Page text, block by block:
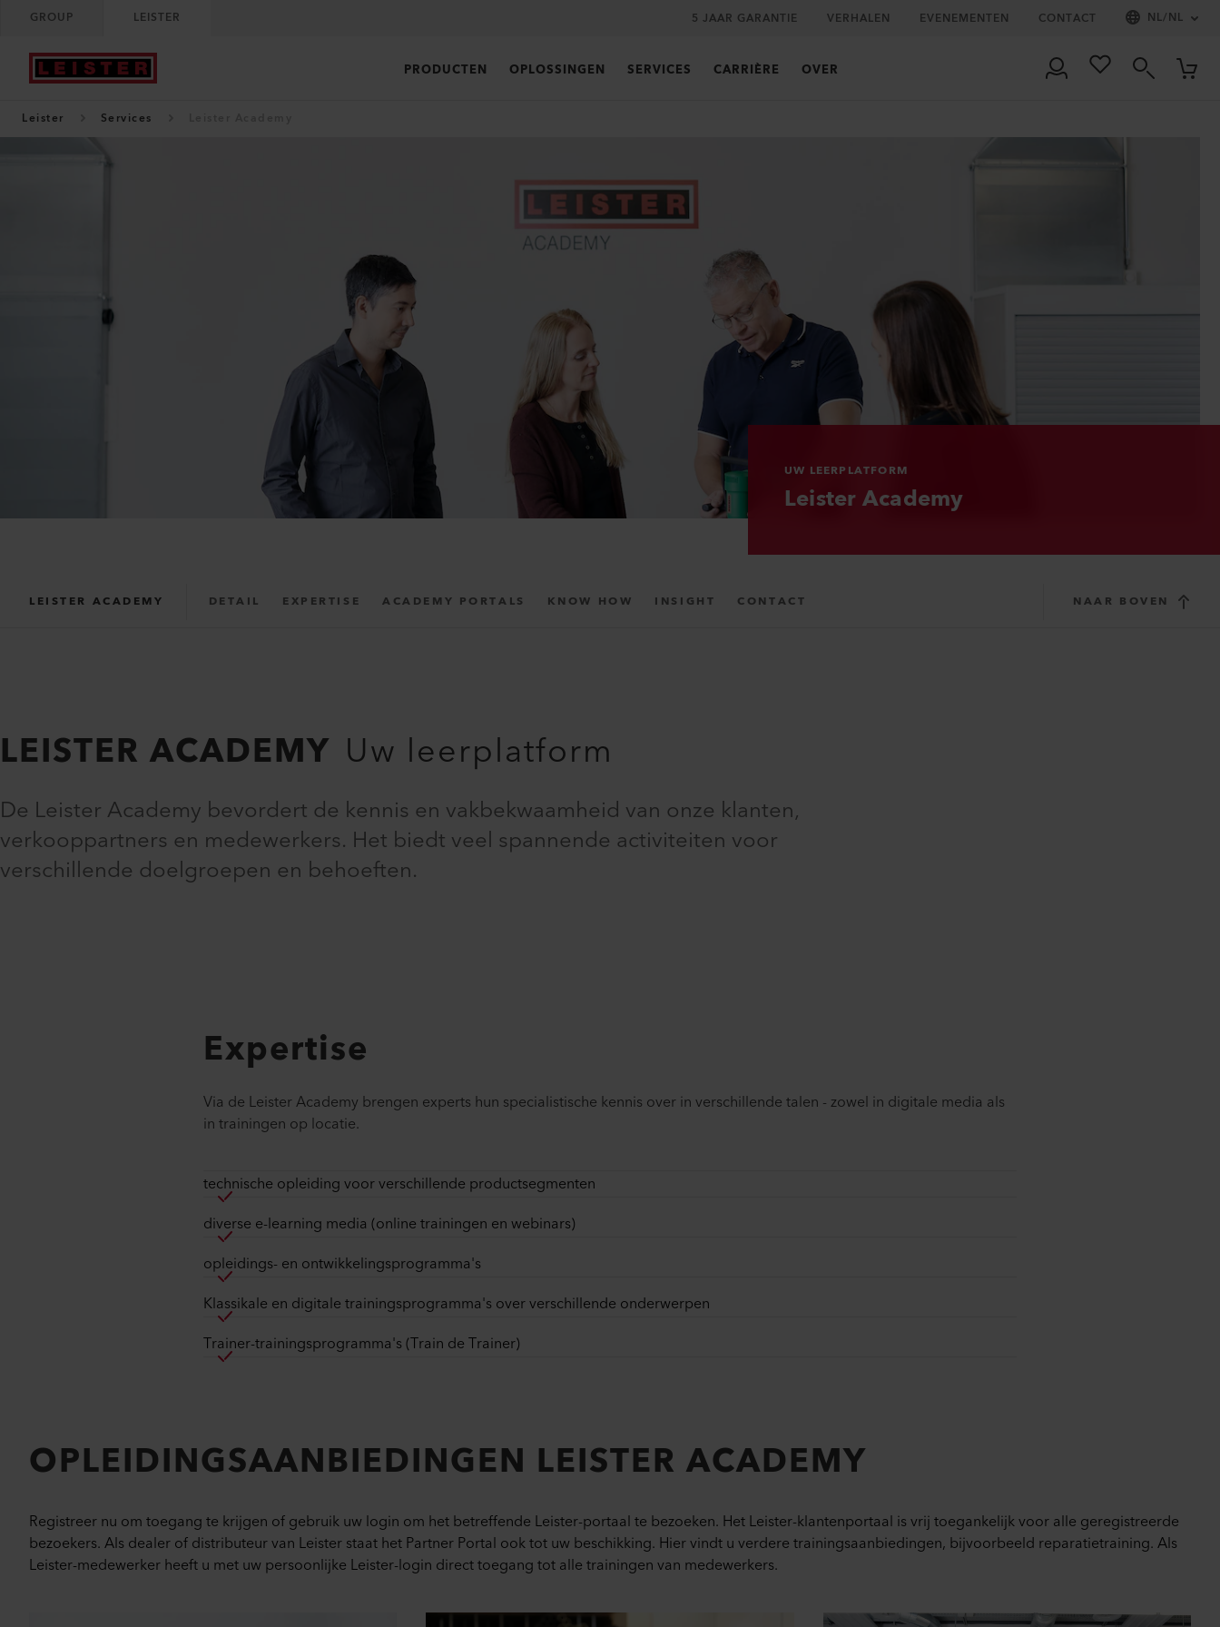
GROUP LEISTER 5 JAAR GARANTIE VERHALEN EVENEMENTEN CONTACT NL/NL
PRODUCTEN OPLOSSINGEN SERVICES CARRIÈRE OVER
Leister Services
UW LEERPLATFORM
Leister Academy
LEISTER ACADEMY DETAIL EXPERTISE ACADEMY PORTALS KNOW HOW INSIGHT CONTACT NAAR BOVEN
LEISTER ACADEMY Uw leerplatform
De Leister Academy bevordert de kennis en vakbekwaamheid van onze klanten,
verkooppartners en medewerkers. Het biedt veel spannende activiteiten voor
verschillende doelgroepen en behoeften.
Expertise
Via de Leister Academy brengen experts hun specialistische kennis over in verschillende talen - zowel in digitale media als
in trainingen op locatie.
technische opleiding voor verschillende productsegmenten
diverse e-learning media (online trainingen en webinars)
opleidings- en ontwikkelingsprogramma's
Klassikale en digitale trainingsprogramma's over verschillende onderwerpen
Trainer-trainingsprogramma's (Train de Trainer)
OPLEIDINGSAANBIEDINGEN LEISTER ACADEMY
Registreer nu om toegang te krijgen of gebruik uw login om het betreffende Leister-portaal te bezoeken. Het Leister-klantenportaal is vrij toegankelijk voor alle geregistreerde
bezoekers. Als dealer of distributeur van Leister staat het Partner Portal ook tot uw beschikking. Hier vindt u verdere trainingsaanbiedingen, bijvoorbeeld reparatietraining. Als
Leister-medewerker heeft u met uw persoonlijke Leister-login direct toegang tot alle trainingen van medewerkers.